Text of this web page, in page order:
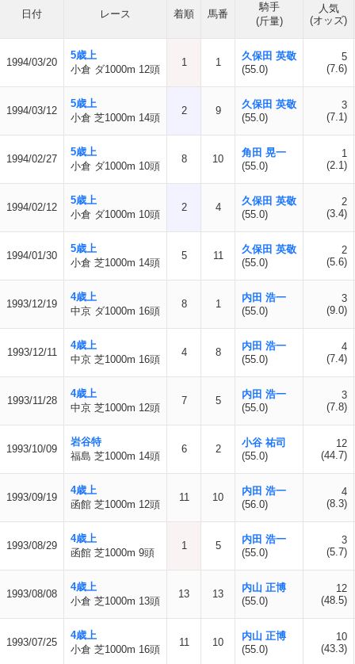
日付 レース 着順 馬番
騎手
(斤量)
人気
(オッズ)
1994/03/20
5歳上
小倉 ダ1000m 12頭
1 1
久保田 英敬
(55.0)
5
(7.6)
1994/03/12
5歳上
小倉 芝1000m 14頭
2 9
久保田 英敬
(55.0)
3
(7.1)
1994/02/27
5歳上
小倉 ダ1000m 10頭
8 10
角田 晃一
(55.0)
1
(2.1)
1994/02/12
5歳上
小倉 ダ1000m 10頭
2 4
久保田 英敬
(55.0)
2
(3.4)
1994/01/30
5歳上
小倉 芝1000m 14頭
5 11
久保田 英敬
(55.0)
2
(5.6)
1993/12/19
4歳上
中京 ダ1000m 16頭
8 1
内田 浩一
(55.0)
3
(9.0)
1993/12/11
4歳上
中京 芝1000m 16頭
4 8
内田 浩一
(55.0)
4
(7.4)
1993/11/28
4歳上
中京 芝1000m 12頭
7 5
内田 浩一
(55.0)
3
(7.8)
1993/10/09
岩谷特
福島 芝1000m 14頭
6 2
小谷 祐司
(55.0)
12
(44.7)
1993/09/19
4歳上
函館 芝1000m 12頭
11 10
内田 浩一
(56.0)
4
(8.3)
1993/08/29
4歳上
函館 芝1000m 9頭
1 5
内田 浩一
(55.0)
3
(5.7)
1993/08/08
4歳上
小倉 芝1000m 13頭
13 13
内山 正博
(55.0)
12
(48.5)
1993/07/25
4歳上
小倉 芝1000m 16頭
11 10
内山 正博
(55.0)
10
(43.3)